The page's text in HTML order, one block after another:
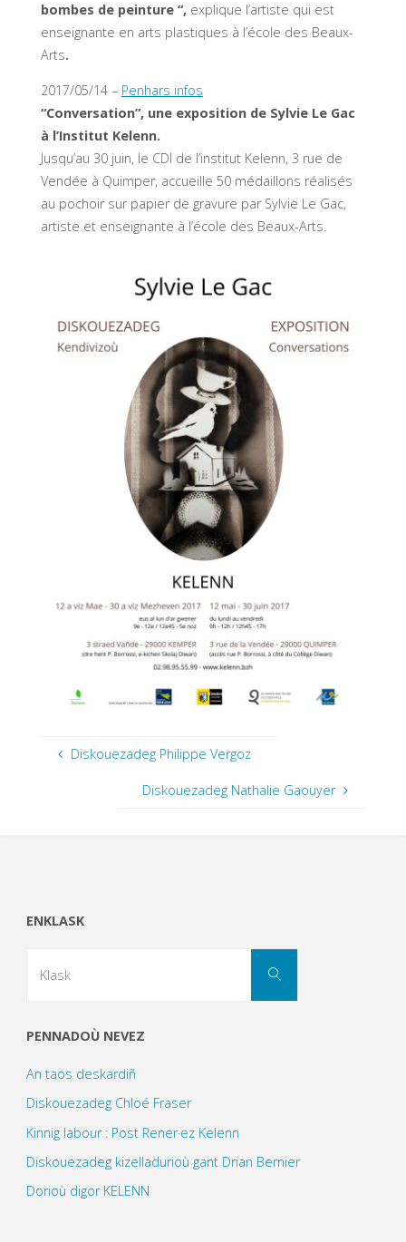
bombes de peinture “, explique l’artiste qui est
enseignante en arts plastiques à l’école des Beaux-
Arts.
2017/05/14 – Penhars infos
“Conversation”, une exposition de Sylvie Le Gac
à l’Institut Kelenn.
Jusqu’au 30 juin, le CDI de l’institut Kelenn, 3 rue de
Vendée à Quimper, accueille 50 médaillons réalisés
au pochoir sur papier de gravure par Sylvie Le Gac,
artiste et enseignante à l’école des Beaux-Arts.
Diskouezadeg Philippe Vergoz
Diskouezadeg Nathalie Gaouyer
ENKLASK
Klask
PENNADOÙ NEVEZ
An taos deskardiñ
Diskouezadeg Chloé Fraser
Kinnig labour : Post Rener·ez Kelenn
Diskouezadeg kizelladurioù gant Drian Bernier
Dorioù digor KELENN